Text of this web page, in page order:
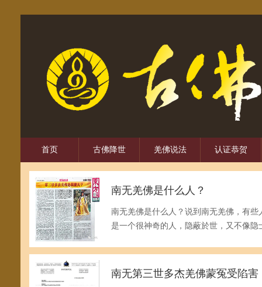
首页 古佛降世 羌佛说法 认证恭贺
南无羌佛是什么人？
南无羌佛是什么人？说到南无羌佛，有
是一个很神奇的人，隐蔽於世，又不像隐
南无第三世多杰羌佛蒙冤受陷